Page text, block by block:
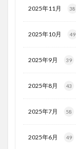
2025年11月 38
2025年10月 49
2025年9月 39
2025年8月 43
2025年7月 58
2025年6月 49